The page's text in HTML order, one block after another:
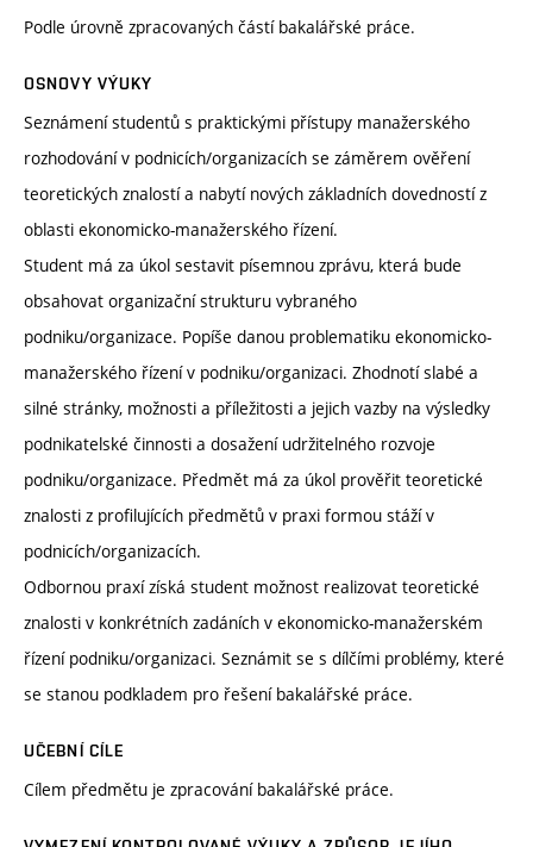
Podle úrovně zpracovaných částí bakalářské práce.
OSNOVY VÝUKY
Seznámení studentů s praktickými přístupy manažerského
rozhodování v podnicích/organizacích se záměrem ověření
teoretických znalostí a nabytí nových základních dovedností z
oblasti ekonomicko-manažerského řízení.
Student má za úkol sestavit písemnou zprávu, která bude
obsahovat organizační strukturu vybraného
podniku/organizace. Popíše danou problematiku ekonomicko-
manažerského řízení v podniku/organizaci. Zhodnotí slabé a
silné stránky, možnosti a příležitosti a jejich vazby na výsledky
podnikatelské činnosti a dosažení udržitelného rozvoje
podniku/organizace. Předmět má za úkol prověřit teoretické
znalosti z profilujících předmětů v praxi formou stáží v
podnicích/organizacích.
Odbornou praxí získá student možnost realizovat teoretické
znalosti v konkrétních zadáních v ekonomicko-manažerském
řízení podniku/organizaci. Seznámit se s dílčími problémy, které
se stanou podkladem pro řešení bakalářské práce.
UČEBNÍ CÍLE
Cílem předmětu je zpracování bakalářské práce.